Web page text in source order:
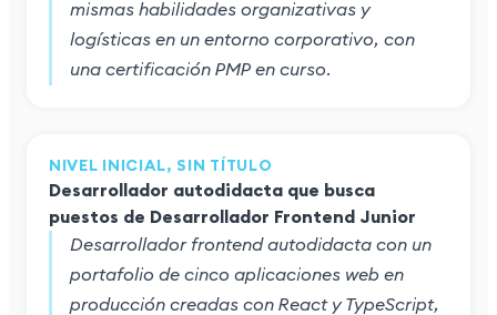
mismas habilidades organizativas y
logísticas en un entorno corporativo, con
una certificación PMP en curso.
NIVEL INICIAL, SIN TÍTULO
Desarrollador autodidacta que busca
puestos de Desarrollador Frontend Junior
Desarrollador frontend autodidacta con un
portafolio de cinco aplicaciones web en
producción creadas con React y TypeScript,